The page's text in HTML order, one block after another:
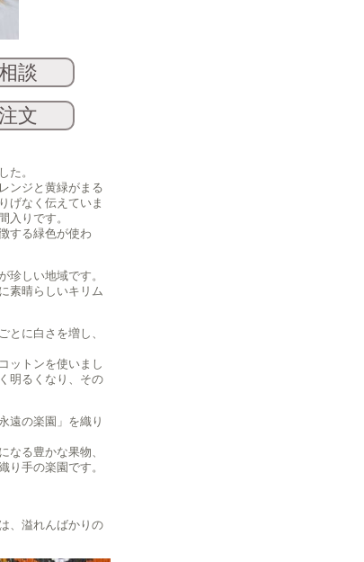
た。
ンジと黄緑がまる
げなく伝えていま
入りです。
する緑色が使わ
珍しい地域です。
素晴らしいキリム
とに白さを増し、
ットンを使いまし
明るくなり、その
遠の楽園」を織り
なる豊かな果物、
り手の楽園です。
、溢れんばかりの